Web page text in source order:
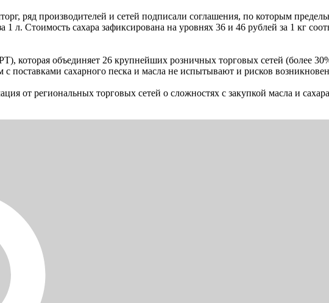
ряд производителей и сетей подписали соглашения, по которым
1 л. Стоимость сахара зафиксирована на уровнях 36 и 46 рублей за 1 кг
которая объединяет 26 крупнейших розничных торговых сетей (более
поставками сахарного песка и масла не испытывают и рисков
от региональных торговых сетей о сложностях с закупкой масла и